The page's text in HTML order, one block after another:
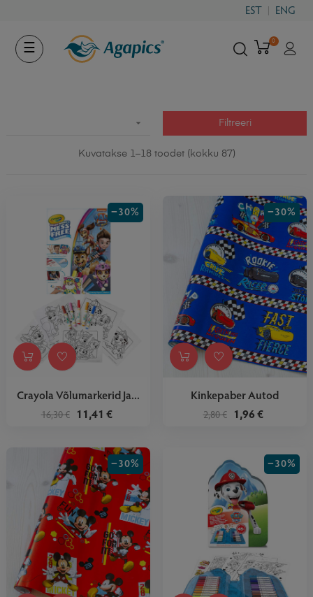
EST ENG
Toggle
navigation
☰
0
 Filtreeri
Kuvatakse 1–18 toodet (kokku 87)
Crayola Võlumarkerid Ja...
16,30 €
−30%
11,41 €
Kinkepaber Autod
2,80 €
−30%
1,96 €
−30% −30%